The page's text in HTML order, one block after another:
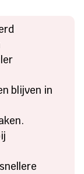
blijven in